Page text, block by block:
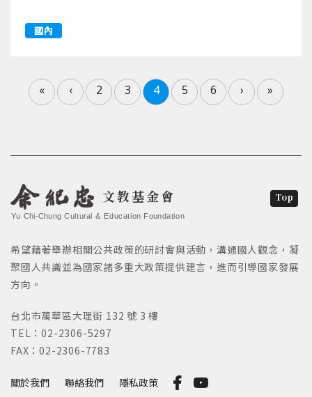
國內
« ‹ 2 3 4 5 6 › »
文教基金會
Yu Chi-Chung Cultural & Education Foundation
關於我們 聯絡我們 隱私政策
希望藉著舉辦相關公共政策的研討會與活動，溝通國人觀念，凝
聚國人共識並為國家諸多重大政策提供建言，進而引導國家發展
方向。
台北市萬華區大理街 132 號 3 樓
TEL：02-2306-5297
FAX：02-2306-7783
Top